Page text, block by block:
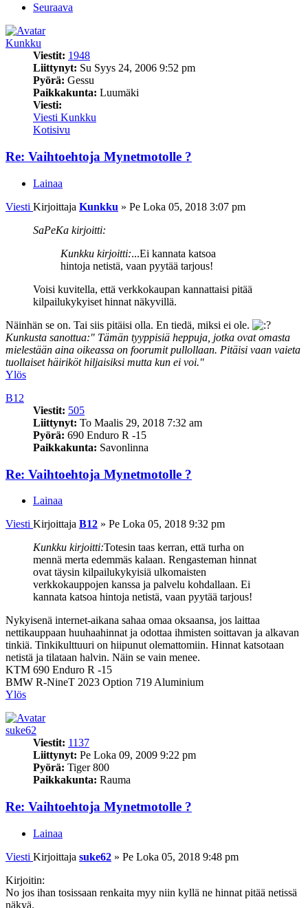
Seuraava
Kunkku
Viestit: 1948
Liittynyt: Su Syys 24, 2006 9:52 pm
Pyörä: Gessu
Paikkakunta: Luumäki
Viesti:
Viesti Kunkku
Kotisivu
Re: Vaihtoehtoja Mynetmotolle ?
Lainaa
Viesti Kirjoittaja Kunkku » Pe Loka 05, 2018 3:07 pm
SaPeKa kirjoitti:
Kunkku kirjoitti:...Ei kannata katsoa
hintoja netistä, vaan pyytää tarjous!
Voisi kuvitella, että verkkokaupan kannattaisi pitää
kilpailukykyiset hinnat näkyvillä.
Näinhän se on. Tai siis pitäisi olla. En tiedä, miksi ei ole.
Kunkusta sanottua:" Tämän tyyppisiä heppuja, jotka ovat omasta
mielestään aina oikeassa on foorumit pullollaan. Pitäisi vaan vaieta
tuollaiset häiriköt hiljaisiksi mutta kun ei voi."
Ylös
B12
Viestit: 505
Liittynyt: To Maalis 29, 2018 7:32 am
Pyörä: 690 Enduro R -15
Paikkakunta: Savonlinna
Re: Vaihtoehtoja Mynetmotolle ?
Lainaa
Viesti Kirjoittaja B12 » Pe Loka 05, 2018 9:32 pm
Kunkku kirjoitti:Totesin taas kerran, että turha on
mennä merta edemmäs kalaan. Rengasteman hinnat
ovat täysin kilpailukykyisiä ulkomaisten
verkkokauppojen kanssa ja palvelu kohdallaan. Ei
kannata katsoa hintoja netistä, vaan pyytää tarjous!
Nykyisenä internet-aikana sahaa omaa oksaansa, jos laittaa
nettikauppaan huuhaahinnat ja odottaa ihmisten soittavan ja alkavan
tinkiä. Tinkikulttuuri on hiipunut olemattomiin. Hinnat katsotaan
netistä ja tilataan halvin. Näin se vain menee.
KTM 690 Enduro R -15
BMW R-NineT 2023 Option 719 Aluminium
Ylös
suke62
Viestit: 1137
Liittynyt: Pe Loka 09, 2009 9:22 pm
Pyörä: Tiger 800
Paikkakunta: Rauma
Re: Vaihtoehtoja Mynetmotolle ?
Lainaa
Viesti Kirjoittaja suke62 » Pe Loka 05, 2018 9:48 pm
Kirjoitin:
No jos ihan tosissaan renkaita myy niin kyllä ne hinnat pitää netissä
näkyä.